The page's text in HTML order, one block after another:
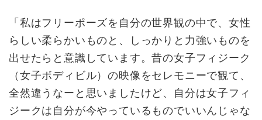
「私はフリーポーズを自分の世界観の中で、女性
らしい柔らかいものと、しっかりと力強いものを
出せたらと意識しています。昔の女子フィジーク
（女子ボディビル）の映像をセレモニーで観て、
全然違うなーと思いましたけど、自分は女子フィ
ジークは自分が今やっているものでいいんじゃな